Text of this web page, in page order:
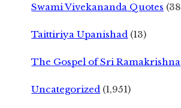
Swami Vivekananda Quotes
Taittiriya Upanishad (13)
The Gospel of Sri Ramakrishna
Uncategorized (1,951)